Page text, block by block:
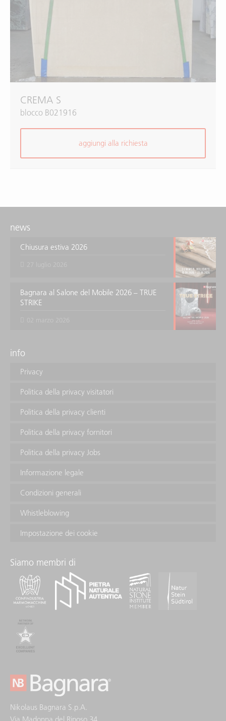
CREMA S
blocco B021916
aggiungi alla richiesta
news
Chiusura estiva 2026
Bagnara al Salone del Mobile 2026 – TRUE
STRIKE
info
Privacy
Politica della privacy visitatori
Politica della privacy clienti
Politica della privacy fornitori
Politica della privacy Jobs
Informazione legale
Condizioni generali
Whistleblowing
Impostazione dei cookie
Siamo membri di
Nikolaus Bagnara S.p.A.
Via Madonna del Riposo 34